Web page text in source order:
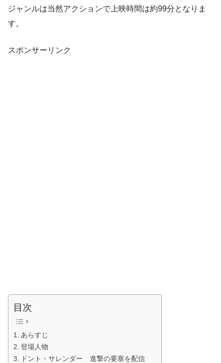
ジャンルは当然アクションで上映時間は約99分となりま
す。
スポンサーリンク
目次
あらすじ
登場人物
ドント・サレンダー 進撃の要塞を配信